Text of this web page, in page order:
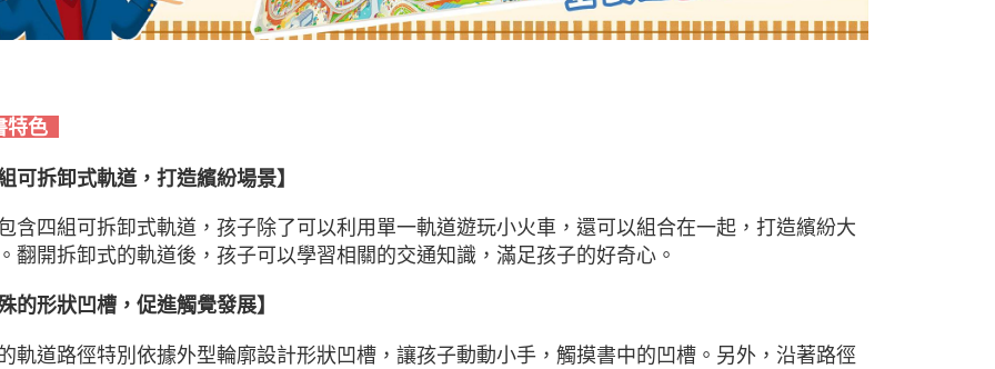
特色
組可拆卸式軌道，打造繽紛場景】
含四組可拆卸式軌道，孩子除了可以利用單一軌道遊玩小火車，還可以組合在一起，打造繽紛大
翻開拆卸式的軌道後，孩子可以學習相關的交通知識，滿足孩子的好奇心。
殊的形狀凹槽，促進觸覺發展】
軌道路徑特別依據外型輪廓設計形狀凹槽，讓孩子動動小手，觸摸書中的凹槽。另外，沿著路徑